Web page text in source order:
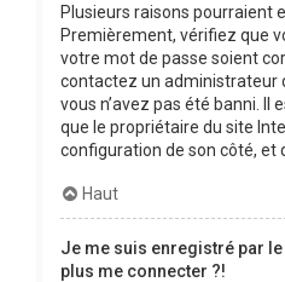
Plusieurs raisons pourraient
Premièrement, vérifiez que
votre mot de passe soient
contactez un administrateur
vous n’avez pas été banni. Il
que le propriétaire du site
configuration de son côté, et
Haut
Je me suis enregistré par
plus me connecter ?!